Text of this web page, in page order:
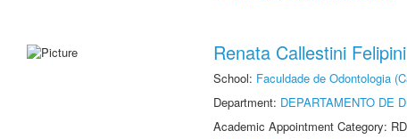
Renata Callestini Felipini
School: Faculdade de Odontologia
Department: DEPARTAMENTO DE
Academic Appointment Category: